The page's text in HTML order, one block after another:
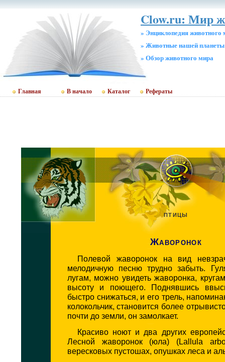
Clow.ru: Мир
» Энциклопедия животного
» Животные нашей планеты
» Обзор животного мира
Главная В начало Каталог Рефераты
ПТИЦЫ
Жаворонок
Полевой жаворонок на вид
мелодичную песню трудно забыть.
лугам, можно увидеть жаворонка,
высоту и поющего. Поднявшись
быстро снижаться, и его трель,
колокольчик, становится более
почти до земли, он замолкает.
Красиво ноют и два других
Лесной жаворонок (юла) (Lallula
вересковых пустошах, опушках леса и